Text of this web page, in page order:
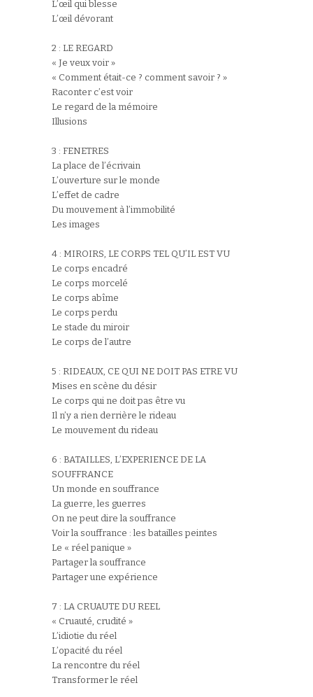
L’œil qui blesse
L’œil dévorant
2 : LE REGARD
« Je veux voir »
« Comment était-ce ? comment savoir ? »
Raconter c’est voir
Le regard de la mémoire
Illusions
3 : FENETRES
La place de l’écrivain
L’ouverture sur le monde
L’effet de cadre
Du mouvement à l’immobilité
Les images
4 : MIROIRS, LE CORPS TEL QU’IL EST VU
Le corps encadré
Le corps morcelé
Le corps abîme
Le corps perdu
Le stade du miroir
Le corps de l’autre
5 : RIDEAUX, CE QUI NE DOIT PAS ETRE VU
Mises en scène du désir
Le corps qui ne doit pas être vu
Il n’y a rien derrière le rideau
Le mouvement du rideau
6 : BATAILLES, L’EXPERIENCE DE LA
SOUFFRANCE
Un monde en souffrance
La guerre, les guerres
On ne peut dire la souffrance
Voir la souffrance : les batailles peintes
Le « réel panique »
Partager la souffrance
Partager une expérience
7 : LA CRUAUTE DU REEL
« Cruauté, crudité »
L’idiotie du réel
L’opacité du réel
La rencontre du réel
Transformer le réel